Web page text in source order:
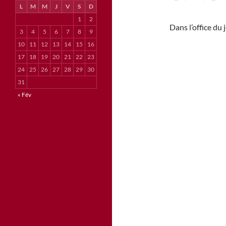
Dans l’office du
L M M J V S
D
1
2
3
4 5 6 7 8
9
10
11 12 13 14 15
16
17
18 19 20 21 22 23
24 25 26 27 28 29
30
31
« Fév